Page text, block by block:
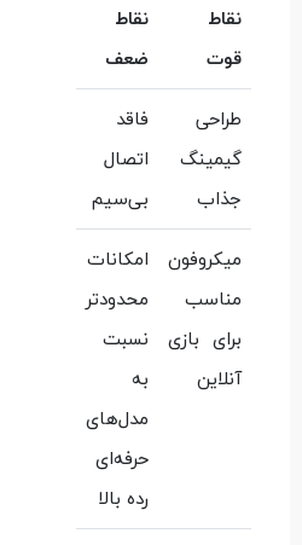
نقاط
قوت
نقاط
ضعف
طراحی
گیمینگ
جذاب
فاقد
اتصال
بی‌سیم
میکروفون
مناسب
برای بازی
آنلاین
امکانات
محدودتر
نسبت
به
مدل‌های
حرفه‌ای
رده بالا